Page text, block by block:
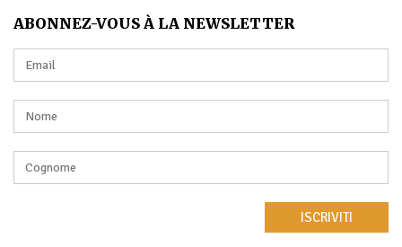
ABONNEZ-VOUS À LA NEWSLETTER
ISCRIVITI